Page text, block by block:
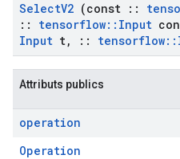
SelectV2 (const ::
::
tensorflow:: Input
Input t, :: tensorflow::
Attributs publics
operation
Operation